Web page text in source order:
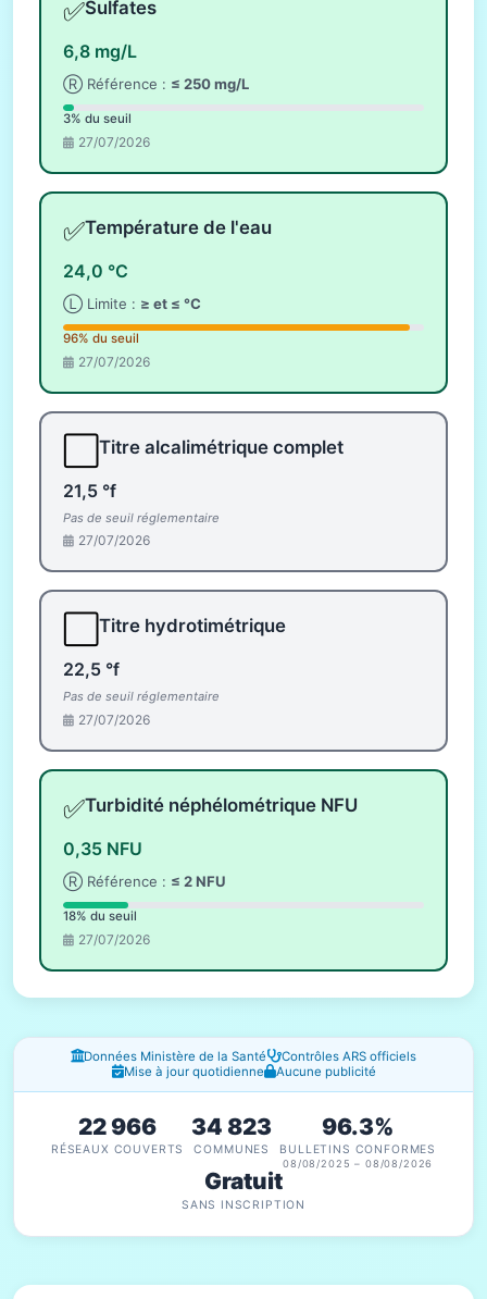
✅Sulfates
6,8 mg/L
Ⓡ Référence : ≤ 250 mg/L
3% du seuil
27/07/2026
✅Température de l'eau
24,0 °C
Ⓛ Limite : ≥ et ≤ °C
96% du seuil
27/07/2026
Titre alcalimétrique complet
21,5 °f
Pas de seuil réglementaire
27/07/2026
Titre hydrotimétrique
22,5 °f
Pas de seuil réglementaire
27/07/2026
✅Turbidité néphélométrique NFU
0,35 NFU
Ⓡ Référence : ≤ 2 NFU
18% du seuil
27/07/2026
Fenêtres d'information
Données Ministère de la Santé
Contrôles ARS officiels
Mise à jour quotidienne
Aucune publicité
22 966
RÉSEAUX COUVERTS
34 823
COMMUNES
96.3%
BULLETINS CONFORMES
08/08/2025 – 08/08/2026
Gratuit
SANS INSCRIPTION